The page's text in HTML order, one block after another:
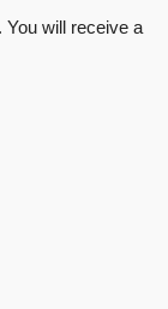
will receive a